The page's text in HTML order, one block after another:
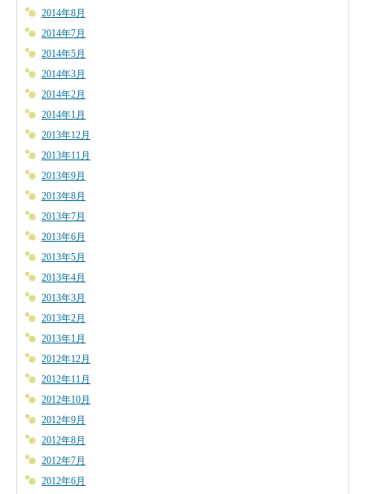
2014年8月
2014年7月
2014年5月
2014年3月
2014年2月
2014年1月
2013年12月
2013年11月
2013年9月
2013年8月
2013年7月
2013年6月
2013年5月
2013年4月
2013年3月
2013年2月
2013年1月
2012年12月
2012年11月
2012年10月
2012年9月
2012年8月
2012年7月
2012年6月